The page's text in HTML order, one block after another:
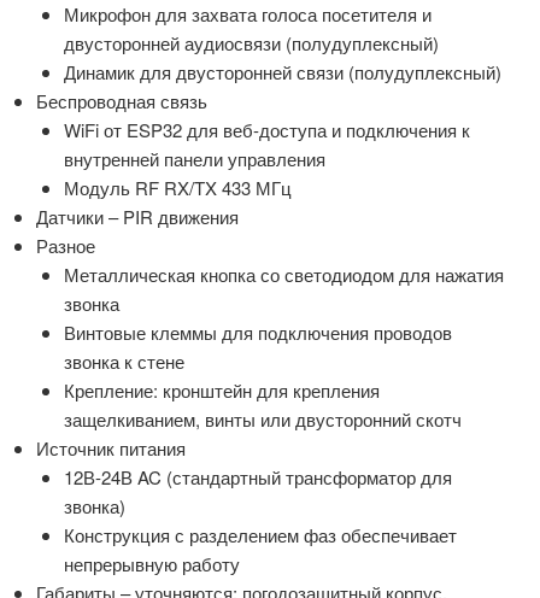
Микрофон для захвата голоса посетителя и
двусторонней аудиосвязи (полудуплексный)
Динамик для двусторонней связи (полудуплексный)
Беспроводная связь
WiFi от ESP32 для веб-доступа и подключения к
внутренней панели управления
Модуль RF RX/TX 433 МГц
Датчики – PIR движения
Разное
Металлическая кнопка со светодиодом для нажатия
звонка
Винтовые клеммы для подключения проводов
звонка к стене
Крепление: кронштейн для крепления
защелкиванием, винты или двусторонний скотч
Источник питания
12В-24В AC (стандартный трансформатор для
звонка)
Конструкция с разделением фаз обеспечивает
непрерывную работу
Габариты – уточняются; погодозащитный корпус,